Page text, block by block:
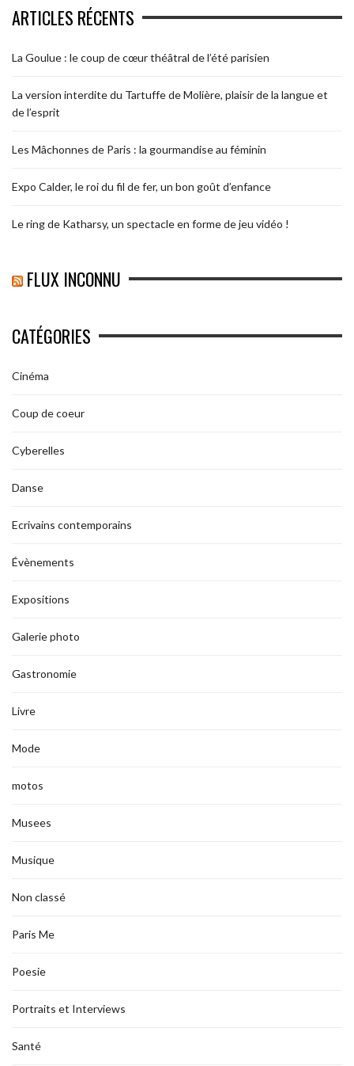
ARTICLES RÉCENTS
La Goulue : le coup de cœur théâtral de l’été parisien
La version interdite du Tartuffe de Molière, plaisir de la langue et
de l’esprit
Les Mâchonnes de Paris : la gourmandise au féminin
Expo Calder, le roi du fil de fer, un bon goût d’enfance
Le ring de Katharsy, un spectacle en forme de jeu vidéo !
FLUX INCONNU
CATÉGORIES
Cinéma
Coup de coeur
Cyberelles
Danse
Ecrivains contemporains
Évènements
Expositions
Galerie photo
Gastronomie
Livre
Mode
motos
Musees
Musique
Non classé
Paris Me
Poesie
Portraits et Interviews
Santé